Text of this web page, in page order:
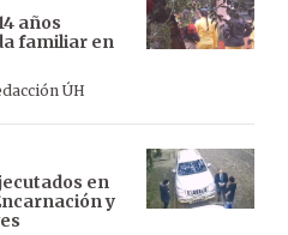
años
familiar en
ÚH
en
y